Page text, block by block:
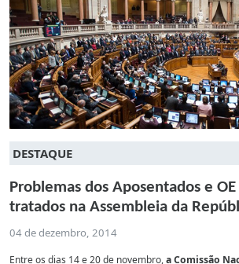
DESTAQUE
Problemas dos Aposentados e
tratados na Assembleia da
04 de dezembro, 2014
Entre os dias 14 e 20 de novembro,a Comissão